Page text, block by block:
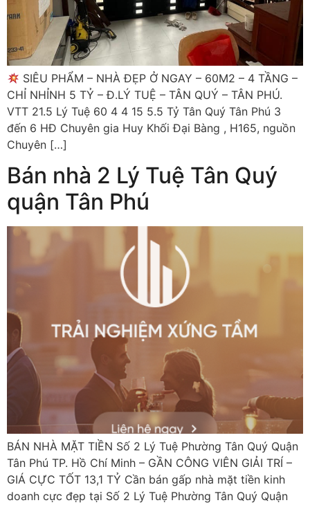
SIÊU PHẨM – NHÀ ĐẸP Ở NGAY – 60M2 – 4 TẦNG –
CHỈ NHỈNH 5 TỶ – Đ.LÝ TUỆ – TÂN QUÝ – TÂN PHÚ.
VTT 21.5 Lý Tuệ 60 4 4 15 5.5 Tỷ Tân Quý Tân Phú 3
đến 6 HĐ Chuyên gia Huy Khối Đại Bàng , H165, nguồn
Chuyên […]
Bán nhà 2 Lý Tuệ Tân Quý
quận Tân Phú
BÁN NHÀ MẶT TIỀN Số 2 Lý Tuệ Phường Tân Quý Quận
Tân Phú TP. Hồ Chí Minh – GẦN CÔNG VIÊN GIẢI TRÍ –
GIÁ CỰC TỐT 13,1 TỶ Cần bán gấp nhà mặt tiền kinh
doanh cực đẹp tại Số 2 Lý Tuệ Phường Tân Quý Quận